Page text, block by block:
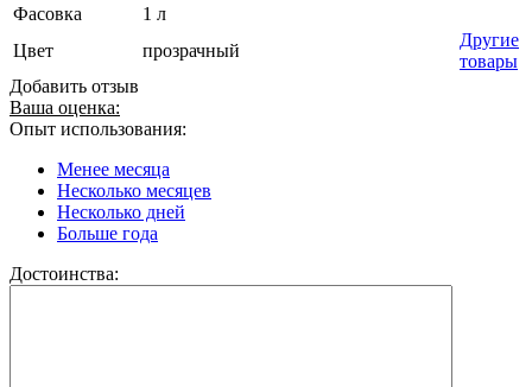
Фасовка
1 л
Цвет
прозрачный
Другие
товары
Добавить отзыв
Ваша оценка:
Опыт использования:
Менее месяца
Несколько месяцев
Несколько дней
Больше года
Достоинства: